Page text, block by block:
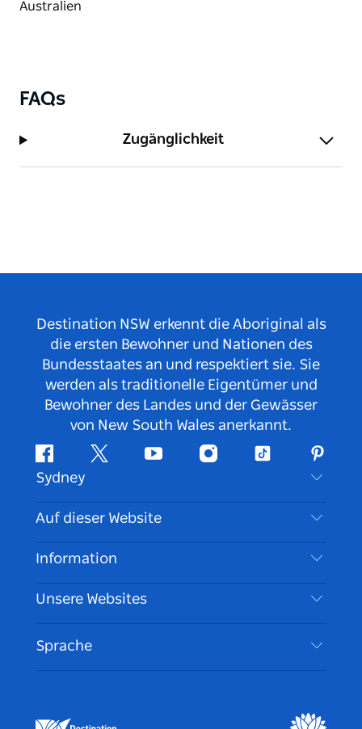
FAQs
Zugänglichkeit
Destination NSW erkennt die Aboriginal als
die ersten Bewohner und Nationen des
Bundesstaates an und respektiert sie. Sie
werden als traditionelle Eigentümer und
Bewohner des Landes und der Gewässer
von New South Wales anerkannt.
FacebookTwitter YouTubeInstagramTikTok
Sydney
Kontaktieren Sie uns
Haftungsausschluss
Cookie Notice
Auf dieser Website
Reiseziele
Aktivitäten
Veranstaltungen
Unterkunft
Information
Reiseinformationen
Barrierefreies Sydney
Tragen Sie Ihr Unternehmen ein
Unsere Websites
Destination NSW Medienzentrum
Sprache